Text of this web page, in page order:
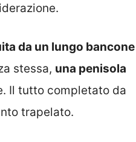
da un lungo bancone
stessa, una penisola
Il tutto completato da
trapelato.